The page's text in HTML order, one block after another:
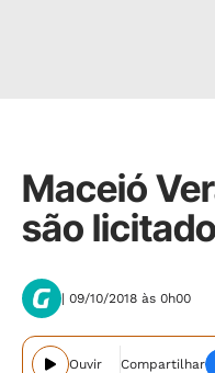
Maceió
são
| 09/10/2018 às 0h00
Ouvir Compartilhar